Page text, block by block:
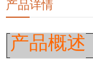
产品详情
产品概述